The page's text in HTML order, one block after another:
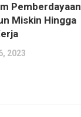
Pemberdayaan
Miskin Hingga
2023